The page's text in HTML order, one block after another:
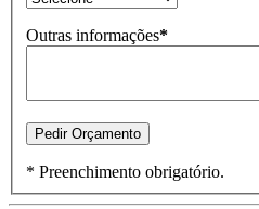
Outras informações*
* Preenchimento obrigatório.